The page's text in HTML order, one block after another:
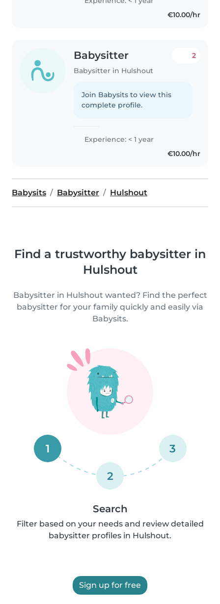
€10.00/hr
Babysitter
Babysitter in Hulshout
2
Join Babysits to view this
complete profile.
Experience: < 1 year
€10.00/hr
Babysits Babysitter Hulshout
Find a trustworthy babysitter in
Hulshout
Babysitter in Hulshout wanted? Find the perfect
babysitter for your family quickly and easily via
Babysits.
1
2
3
Search
Filter based on your needs and review detailed
babysitter profiles in Hulshout.
Sign up for free